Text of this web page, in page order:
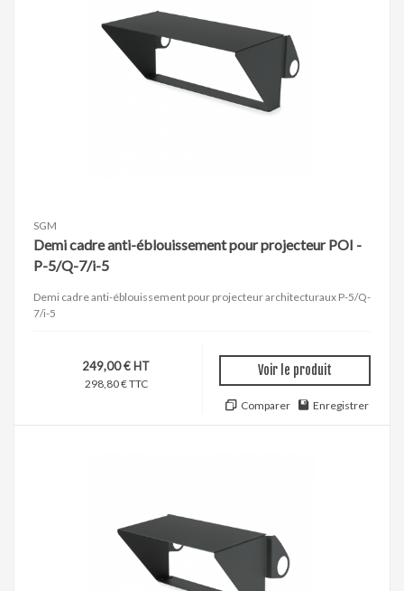
SGM
Demi cadre anti-éblouissement pour projecteur POI -
P-5/Q-7/i-5
Demi cadre anti-éblouissement pour projecteur architecturaux P-5/Q-
7/i-5
249,00 € HT
298,80 € TTC
Voir le produit
Comparer Enregistrer